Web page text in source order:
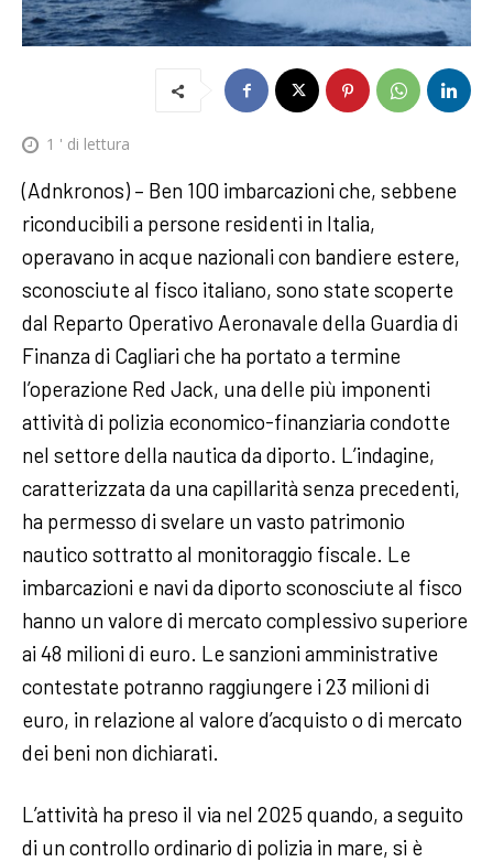
1 ' di lettura
(Adnkronos) – Ben 100 imbarcazioni che, sebbene
riconducibili a persone residenti in Italia,
operavano in acque nazionali con bandiere estere,
sconosciute al fisco italiano, sono state scoperte
dal Reparto Operativo Aeronavale della Guardia di
Finanza di Cagliari che ha portato a termine
l’operazione Red Jack, una delle più imponenti
attività di polizia economico-finanziaria condotte
nel settore della nautica da diporto. L’indagine,
caratterizzata da una capillarità senza precedenti,
ha permesso di svelare un vasto patrimonio
nautico sottratto al monitoraggio fiscale. Le
imbarcazioni e navi da diporto sconosciute al fisco
hanno un valore di mercato complessivo superiore
ai 48 milioni di euro. Le sanzioni amministrative
contestate potranno raggiungere i 23 milioni di
euro, in relazione al valore d’acquisto o di mercato
dei beni non dichiarati.
L’attività ha preso il via nel 2025 quando, a seguito
di un controllo ordinario di polizia in mare, si è